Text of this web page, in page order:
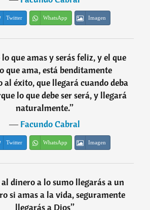
Twitter WhatsApp Imagen
que amas y serás feliz, y el que
que ama, está benditamente
al éxito, que llegará cuando deba
lo que debe ser será, y llegará
naturalmente.”
―Facundo Cabral
Twitter WhatsApp Imagen
dinero a lo sumo llegarás a un
si amas a la vida, seguramente
llegarás a Dios”